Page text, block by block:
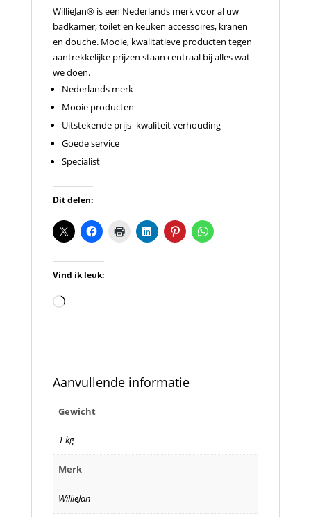
WillieJan® is een Nederlands merk voor al uw
badkamer, toilet en keuken accessoires, kranen
en douche. Mooie, kwalitatieve producten tegen
aantrekkelijke prijzen staan centraal bij alles wat
we doen.
Nederlands merk
Mooie producten
Uitstekende prijs- kwaliteit verhouding
Goede service
Specialist
Dit delen:
Vind ik leuk:
Aan
Aanvullende informatie
Gewicht
1 kg
Merk
WillieJan